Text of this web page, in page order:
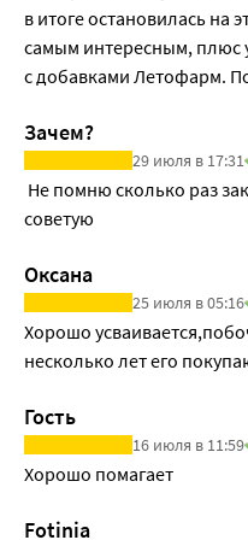
в итоге остановилась на
самым интересным, плюс
с добавками Летофарм.
Зачем?
29 июля в 17:31
советую
Оксана
25 июля в 05:16
Хорошо
несколько лет его
Гость
16 июля в 11:59
Хорошо помагает
Fotinia